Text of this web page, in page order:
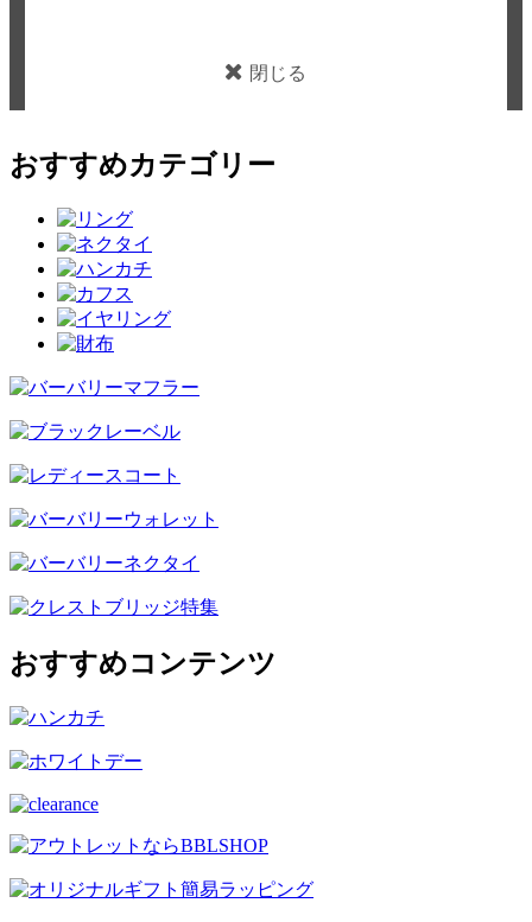
閉じる
おすすめカテゴリー
おすすめコンテンツ